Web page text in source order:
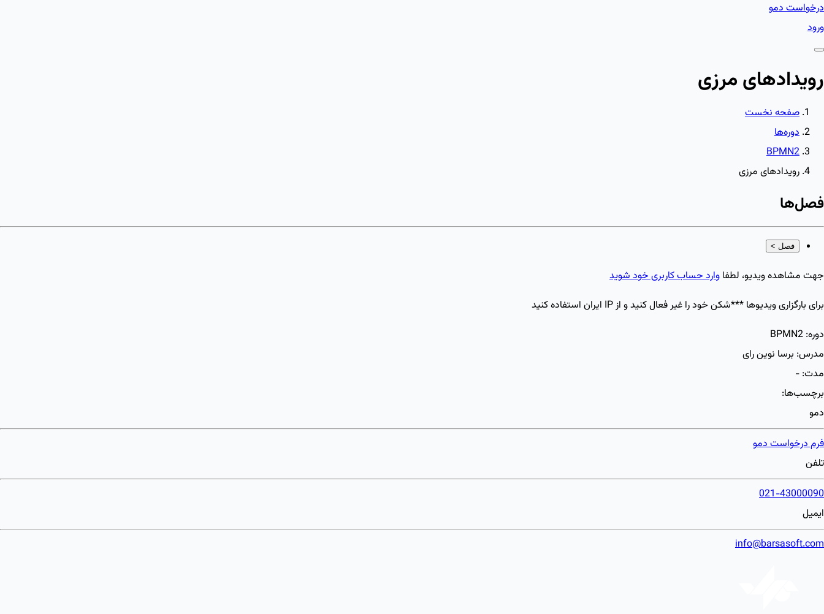
درخواست دمو
ورود
رویدادهای مرزی
صفحه نخست
دوره‌ها
BPMN2
رویدادهای مرزی
فصل‌ها
فصل >
جهت مشاهده ویدیو، لطفا وارد حساب کاربری خود شوید
برای بارگزاری ویدیو‌ها ***شکن خود را غیر فعال کنید و از IP ایران استفاده کنید
دوره: BPMN2
مدرس: برسا نوین رای
مدت: -
برچسب‌ها:
دمو
فرم درخواست دمو
تلفن
021-43000090
ایمیل
info@barsasoft.com